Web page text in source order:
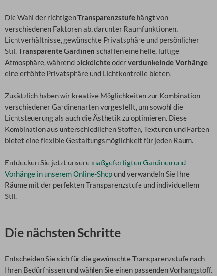
Die Wahl der richtigenTransparenzstufe hängt von
verschiedenen Faktoren ab, darunter Raumfunktionen,
Lichtverhältnisse, gewünschte Privatsphäre und persönlicher
Stil.Transparente Gardinen schaffen eine helle, luftige
Atmosphäre, während bickdichteoderverdunkelnde Vorhänge
eine erhöhte Privatsphäre und Lichtkontrolle bieten.
Zusätzlich haben wir kreative Möglichkeiten zur Kombination
verschiedener Gardinenarten vorgestellt, um sowohl die
Lichtsteuerung als auch die Ästhetik zu optimieren. Diese
Kombination aus unterschiedlichen Stoffen, Texturen und Farben
bietet eine flexible Gestaltungsmöglichkeit für jeden Raum.
Entdecken Sie jetzt unsere maßgefertigten Gardinen und
Vorhänge in unserem Online-Shop und verwandeln Sie Ihre
Räume mit der perfekten Transparenzstufe und individuellem
Stil.
Die nächsten Schritte
Entscheiden Sie sich für die gewünschte Transparenzstufe nach
Ihren Bedürfnissen und wählen Sie einen passenden Vorhangstoff.